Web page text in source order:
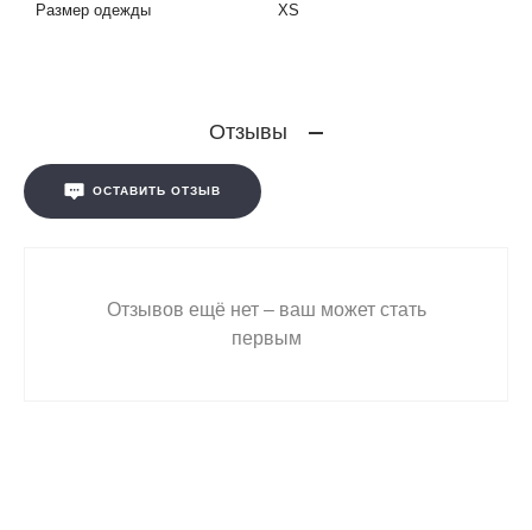
Размер одежды XS
Отзывы
ОСТАВИТЬ ОТЗЫВ
Отзывов ещё нет – ваш может стать
первым